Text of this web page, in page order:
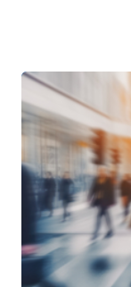
Image